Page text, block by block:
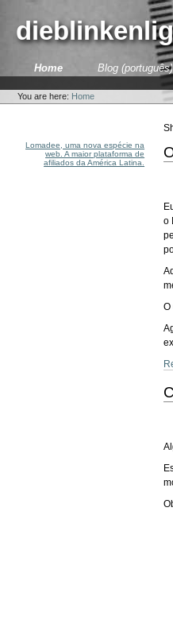
content.
SectionsHome Blog (português)
tools
You are here: Home
Lomadee, uma nova espécie na
web. A maior plataforma de
afiliados da América Latina.
o
O